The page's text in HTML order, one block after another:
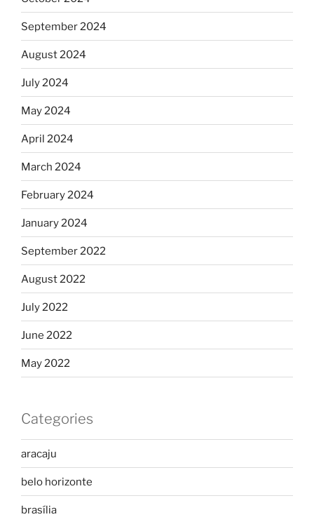
September 2024
August 2024
July 2024
May 2024
April 2024
March 2024
February 2024
January 2024
September 2022
August 2022
July 2022
June 2022
May 2022
Categories
aracaju
belo horizonte
brasília